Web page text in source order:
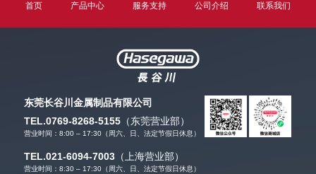
首页 产品中心 服务支持 公司介绍 联系我们
东莞长谷川金属制品有限公司
TEL.0769-8268-5155（东莞营业部）
营业时间：8:00 – 17:30（周六、日、法定节假日休息）
TEL.021-6094-7003（上海营业部）
营业时间：8:30 – 17:30（周六、日、法定节假日休息）